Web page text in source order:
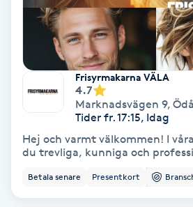
Gua Sha-massage
Hatha Yoga
Headspa
Healing
Frisyrmakarna VÄLA
4.7
Marknadsvägen 9,
Tider fr. 17:15, Idag
Hej och varmt välkommen! I
du trevliga, kunniga och
Betala senare Presentkort